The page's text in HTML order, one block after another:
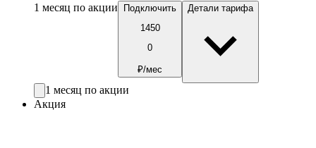
1 месяц по акции
Подключить
1450
0
₽/мес
Детали тарифа
1 месяц по акции
Акция